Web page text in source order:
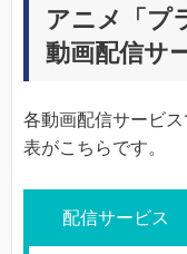
アニメ「プ
動画配信サ
各動画配信サービ
表がこちらです。
配信サービス